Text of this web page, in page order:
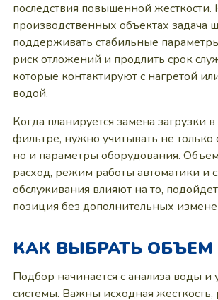
последствия повышенной жесткости.
производственных объектах задача
поддерживать стабильные
риск отложений и продлить срок
которые контактируют с нагретой
водой.
Когда планируется замена загрузки
фильтре, нужно учитывать не только
но и параметры оборудования.
расход, режим работы автоматики и
обслуживания влияют на то,
позиция без дополнительных
КАК ВЫБРАТЬ
Подбор начинается с анализа воды и
системы. Важны исходная жесткость,